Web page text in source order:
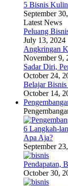
5 Bisnis
September
Latest News
Peluang
July 13, 2024
Angkringan
November 9,
Sadar Diri,
October 24,
Belajar
October 14,
6 Langkah-
Apa Aja?
September
Pendapatan,
October 30,